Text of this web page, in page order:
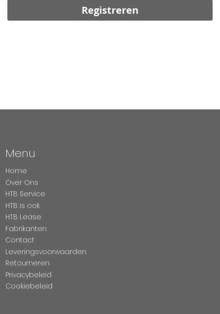
Registreren
Menu
Home
Over Ons
HTB Service
HTB Is ook
HTB Lease
Fabrikanten
Contact
Leveringsvoorwaarden
Retourneren
Privacybeleid
Cookiebeleid